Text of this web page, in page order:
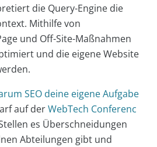
die Query-Engine die
Mithilfe von
und Off-Site-Maßnahmen
und die eigene Website
SEO deine eigene Aufgabe
auf derWebTech Conferenc
es Überschneidungen
Abteilungen gibt und